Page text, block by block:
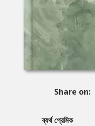
Share on:
ব্যর্থ প্রেমিক